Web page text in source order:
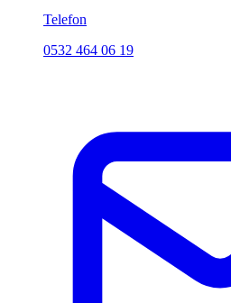
Telefon
0532 464 06 19